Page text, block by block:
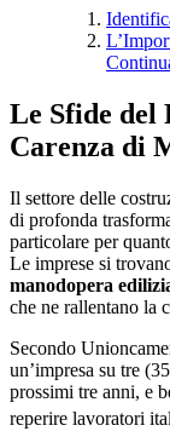
Le Sfide del
Carenza di
Il settore delle
di profonda
particolare per
Le imprese si
manodopera
che ne rallentano la
Secondo
un’impresa su tre
prossimi tre anni, e
reperire lavoratori